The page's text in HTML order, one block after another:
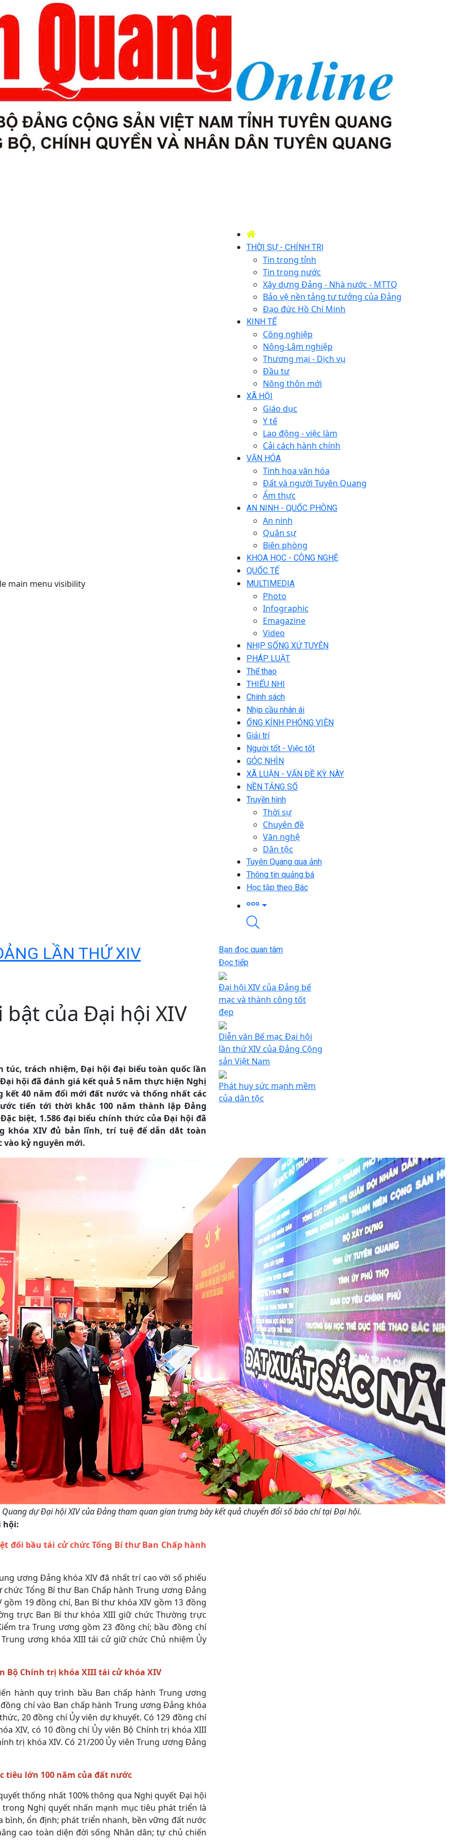
main menu visibility
THỜI SỰ - CHÍNH TRỊ
Tin trong tỉnh
Tin trong nước
Xây dựng Đảng - Nhà nước - MTTQ
Bảo vệ nền tảng tư tưởng của Đảng
Đạo đức Hồ Chí Minh
KINH TẾ
Công nghiệp
Nông-Lâm nghiệp
Thương mại - Dịch vụ
Đầu tư
Nông thôn mới
XÃ HỘI
Giáo dục
Y tế
Lao động - việc làm
Cải cách hành chính
VĂN HÓA
Tinh hoa văn hóa
Đất và người Tuyên Quang
Ẩm thực
AN NINH - QUỐC PHÒNG
An ninh
Quân sự
Biên phòng
KHOA HỌC - CÔNG NGHỆ
QUỐC TẾ
MULTIMEDIA
Photo
Infographic
Emagazine
Video
NHỊP SỐNG XỨ TUYÊN
PHÁP LUẬT
Thể thao
THIẾU NHI
Chính sách
Nhịp cầu nhân ái
ỐNG KÍNH PHÓNG VIÊN
Giải trí
Người tốt - Việc tốt
GÓC NHÌN
XÃ LUẬN - VẤN ĐỀ KỲ NÀY
NỀN TẢNG SỐ
Truyền hình
Thời sự
Chuyên đề
Văn nghệ
Dân tộc
Tuyên Quang qua ảnh
Thông tin quảng bá
Học tập theo Bác
LẦN THỨ XIV
của Đại hội XIV
túc, trách nhiệm, Đại hội đại biểu toàn quốc lần
hội đã đánh giá kết quả 5 năm thực hiện Nghị
40 năm đổi mới đất nước và thống nhất các
tiến tới thời khắc 100 năm thành lập Đảng
biệt, 1.586 đại biểu chính thức của Đại hội đã
khóa XIV đủ bản lĩnh, trí tuệ để dẫn dắt toàn
kỷ nguyên mới.
Quang dự Đại hội XIV của Đảng tham quan gian trưng bày kết quả chuyển đổi số báo chí tại Đại hội.
hội:
đối bầu tái cử chứcTổng Bí thư Ban Chấp hành
ương Đảng khóa XIV đã nhất trí cao với số phiếu
Tổng Bí thư Ban Chấp hành Trung ương Đảng
19 đồng chí, Ban Bí thư khóa XIV gồm 13 đồng
trực Ban Bí thư khóa XIII giữ chức Thường trực
tra Trung ương gồm 23 đồng chí; bầu đồng chí
ương khóa XIII tái cử giữ chức Chủ nhiệm Ủy
Bộ Chính trị khóa XIII tái cử khóa XIV
hành quy trình bầu Ban chấp hành Trung ương
chí vào Ban chấp hành Trung ương Đảng khóa
20 đồng chí Ủy viên dự khuyết. Có 129 đồng chí
XIV, có 10 đồng chí Ủy viên Bộ Chính trị khóa XIII
trị khóa XIV. Có 21/200 Ủy viên Trung ương Đảng
tiêu lớn 100 năm của đất nước
thống nhất 100% thông qua Nghị quyết Đại hội
Nghị quyết nhấn mạnh mục tiêu phát triển là
ổn định; phát triển nhanh, bền vững đất nước
cao toàn diện đời sống Nhân dân; tự chủ chiến
Bạn đọc quan tâm
Đọc tiếp
Đại hội XIV của Đảng bế
mạc và thành công tốt
đẹp
Diễn văn Bế mạc Đại hội
lần thứ XIV của Đảng Cộng
sản Việt Nam
Phát huy sức mạnh mềm
của dân tộc